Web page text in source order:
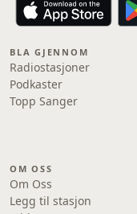
BLA GJENNOM
Radiostasjoner
Podkaster
Topp Sanger
OM OSS
Om Oss
Legg til stasjon